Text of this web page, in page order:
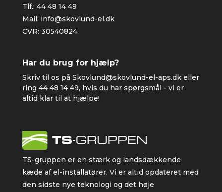
Tlf.: 44 48 14 49
Mail: info@skovlund-el.dk
CVR: 30540824
Har du brug for hjælp?
Skriv til os på Skovlund@skovlund-el-aps.dkeller
ring 44 48 14 49, hvis du har spørgsmål - vi er
altid klar til at hjælpe!
TS-gruppen er en stærk og landsdækkende
kæde af el-installatører. Vi er altid opdateret med
den sidste nye teknologi og det høje